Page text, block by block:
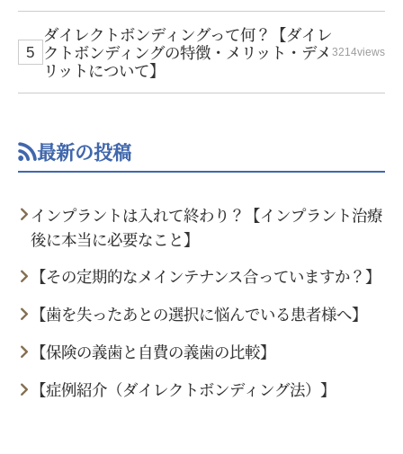
ダイレクトボンディングって何？【ダイレ
クトボンディングの特徴・メリット・デメ
リットについて】
3214views
最新の投稿
インプラントは入れて終わり？【インプラント治療
後に本当に必要なこと】
【その定期的なメインテナンス合っていますか？】
【歯を失ったあとの選択に悩んでいる患者様へ】
【保険の義歯と自費の義歯の比較】
【症例紹介（ダイレクトボンディング法）】